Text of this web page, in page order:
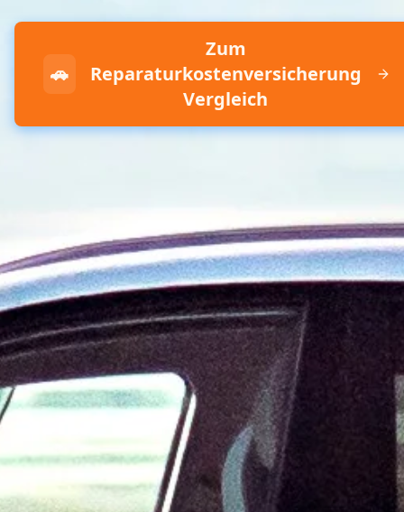
🚗
Zum
Reparaturkostenversicherung
Vergleich